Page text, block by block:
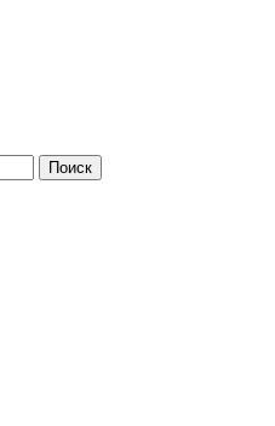
Поиск